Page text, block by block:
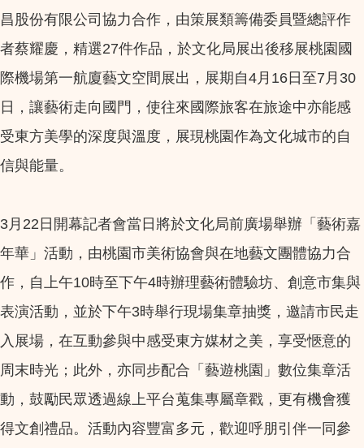
昌股份有限公司協力合作，由策展類籌備委員暨總評作
者蔡耀慶，精選27件作品，於文化局展出後移展桃園國
際機場第一航廈藝文空間展出，展期自4月16日至7月30
日，讓藝術走向國門，使往來國際旅客在旅途中亦能感
受東方美學的深度與溫度，展現桃園作為文化城市的自
信與能量。
3月22日開幕記者會當日將於文化局前廣場舉辦「藝術嘉
年華」活動，由桃園市美術協會與在地藝文團體協力合
作，自上午10時至下午4時辦理藝術體驗坊、創意市集與
表演活動，並於下午3時舉行現場集章抽獎，邀請市民走
入展場，在互動參與中感受東方媒材之美，享受愜意的
周末時光；此外，亦同步配合「藝遊桃園」數位集章活
動，鼓勵民眾透過線上平台蒐集專屬章戳，更有機會獲
得文創禮品。活動內容豐富多元，歡迎呼朋引伴一同參